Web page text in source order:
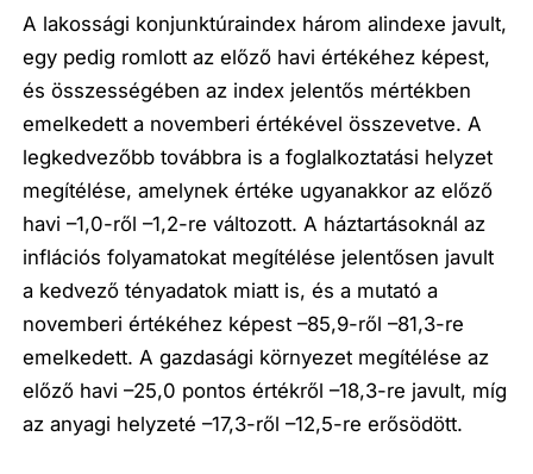
A lakossági konjunktúraindex három alindexe javult,
egy pedig romlott az előző havi értékéhez képest,
és összességében az index jelentős mértékben
emelkedett a novemberi értékével összevetve. A
legkedvezőbb továbbra is a foglalkoztatási helyzet
megítélése, amelynek értéke ugyanakkor az előző
havi –1,0-ről –1,2-re változott. A háztartásoknál az
inflációs folyamatokat megítélése jelentősen javult
a kedvező tényadatok miatt is, és a mutató a
novemberi értékéhez képest –85,9-ről –81,3-re
emelkedett. A gazdasági környezet megítélése az
előző havi –25,0 pontos értékről –18,3-re javult, míg
az anyagi helyzeté –17,3-ről –12,5-re erősödött.